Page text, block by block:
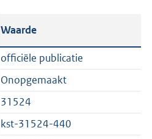
a
n
d
s
r
o
a
n
d
g
r
Waarde
officiële publicatie
Onopgemaakt
31524
kst-31524-440